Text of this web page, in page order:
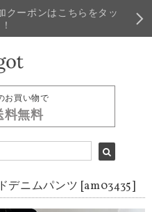
ーポンはこちらをタッ
お買い物で
料無料
デニムパンツ [am03435]